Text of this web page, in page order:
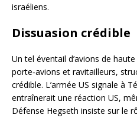
israéliens.
Dissuasion crédible
Un tel éventail d’avions de
porte‑avions et ravitailleurs,
crédible. L’armée US signale à
entraînerait une réaction US,
Défense Hegseth insiste sur le